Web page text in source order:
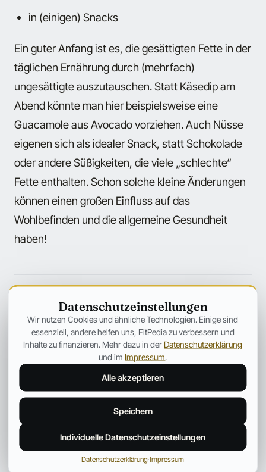
in (einigen) Snacks
Ein guter Anfang ist es, die gesättigten Fette in der
täglichen Ernährung durch (mehrfach)
ungesättigte auszutauschen. Statt Käsedip am
Abend könnte man hier beispielsweise eine
Guacamole aus Avocado vorziehen. Auch Nüsse
eigenen sich als idealer Snack, statt Schokolade
oder andere Süßigkeiten, die viele „schlechte“
Fette enthalten. Schon solche kleine Änderungen
können einen großen Einfluss auf das
Wohlbefinden und die allgemeine Gesundheit
haben!
ANZEIGE
Datenschutzeinstellungen
Wir nutzen Cookies und ähnliche Technologien. Einige sind
essenziell, andere helfen uns, FitPedia zu verbessern und
Inhalte zu finanzieren. Mehr dazu in der Datenschutzerklärung
und im Impressum
Alle akzeptieren
Speichern
Individuelle Datenschutzeinstellungen
Datenschutzerklärung·Impressum